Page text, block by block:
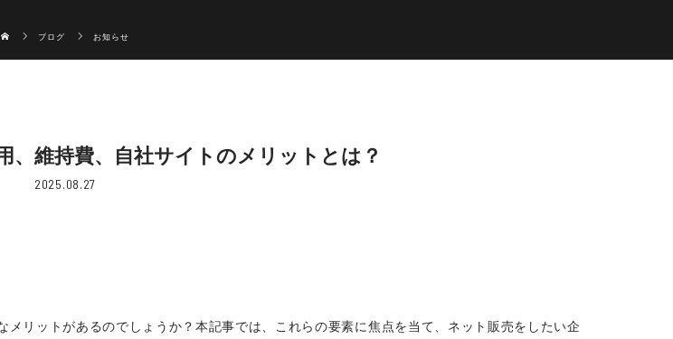
ブログ お知らせ
、維持費、自社サイトのメリットとは？
2025.08.27
リットがあるのでしょうか？本記事では、これらの要素に焦点を当て、ネット販売をしたい企